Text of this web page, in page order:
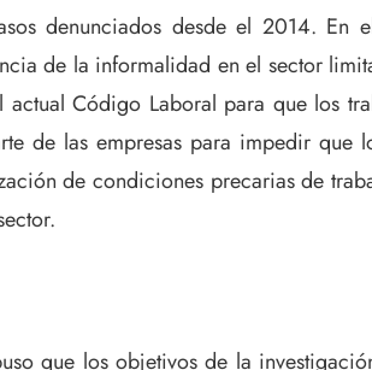
denunciados desde el 2014. En
de la informalidad en el sector
Código Laboral para que los
de las empresas para impedir que
de condiciones precarias de
que los objetivos de la